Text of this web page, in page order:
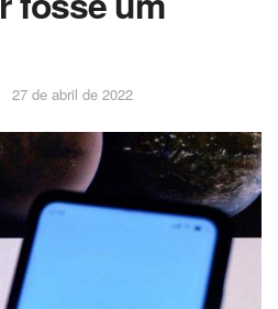
27 de abril de 2022